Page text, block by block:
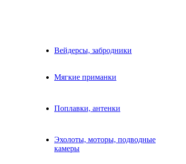
Вейдерсы, забродники
Мягкие приманки
Поплавки, антенки
Эхолоты, моторы, подводные
камеры